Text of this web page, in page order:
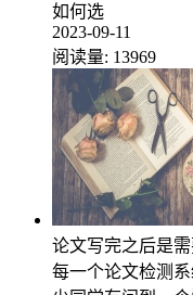
如何选
2023-09-11
阅读量: 13969
论文写完之后是
每一个论文检测